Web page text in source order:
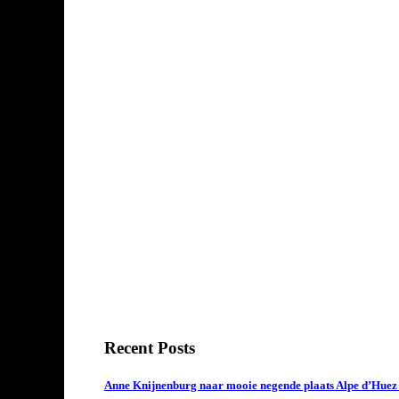
Recent Posts
Anne Knijnenburg naar mooie negende plaats Alpe